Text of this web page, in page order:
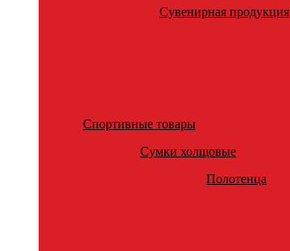
Сувенирная продукция
Спортивные товары
Сумки холщовые
Полотенца